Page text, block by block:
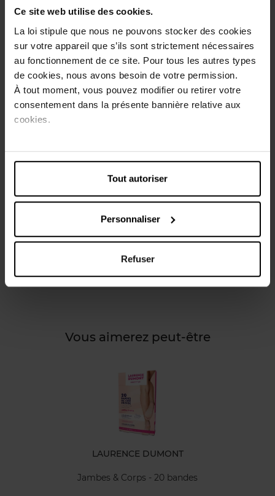
Ce site web utilise des cookies.
La loi stipule que nous ne pouvons stocker des cookies
sur votre appareil que s’ils sont strictement nécessaires
au fonctionnement de ce site. Pour tous les autres types
de cookies, nous avons besoin de votre permission.
À tout moment, vous pouvez modifier ou retirer votre
consentement dans la présente bannière relative aux
cookies.
Tout autoriser
Personnaliser
Refuser
apaisantes.
même sur les poils les plus courts. Les poils sont éliminés
avec la racine, votre peau est plus douce, plus longtemps.
Leur format les rend idéales pour les zones sensibles
comme les aisselles et le maillot.
Conseils d'utilisation
Séparez lentement le feuillet en 2. Les deux bandes
sont prêtes à l'emploi.
poils. Lissez fermement.
Caractéristiques
Avis client
Vous aimerez peut-être
LAURENCE DUMONT
Jambes & Corps - 20 bandes